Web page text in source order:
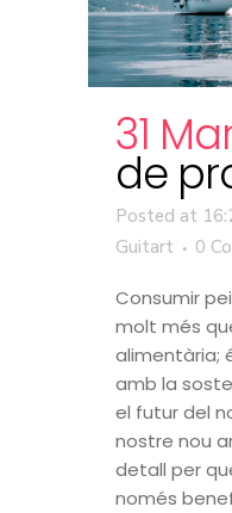
31
de
Posted at
Guitart
0
Consumir
molt més
alimentària;
amb la
el futur del
nostre nou
detall per
només